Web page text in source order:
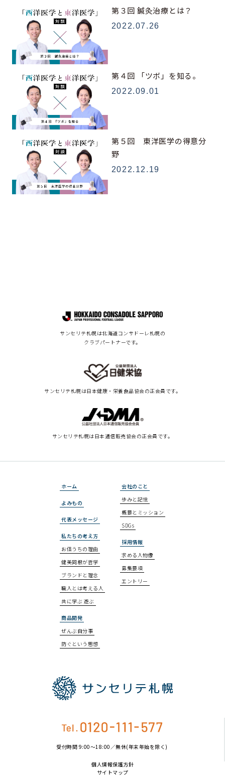
第３回 鍼灸治療とは？
2022.07.26
第４回 「ツボ」を知る。
2022.09.01
第５回 東洋医学の得意分
野
2022.12.19
サンセリテ札幌は北海道コンサドーレ札幌の
クラブパートナーです。
サンセリテ札幌は日本健康・栄養食品協会の正会員です。
サンセリテ札幌は日本通信販売協会の正会員です。
ホーム
よみもの
代表メッセージ
私たちの考え方
お値うちの理由
健美同根が哲学
ブランドと理念
職人とは考える人
共に学ぶ 遊ぶ
商品開発
ぜんぶ自分事
防ぐという思想
会社のこと
歩みと記憶
概要とミッション
SDGs
採用情報
求める人物像
募集要項
エントリー
受付時間 9:00〜18:00／無休(年末年始を除く)
個人情報保護方針
サイトマップ